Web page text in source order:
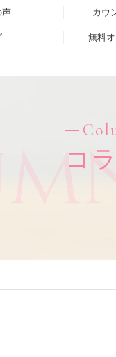
声 カウ
無料
コ